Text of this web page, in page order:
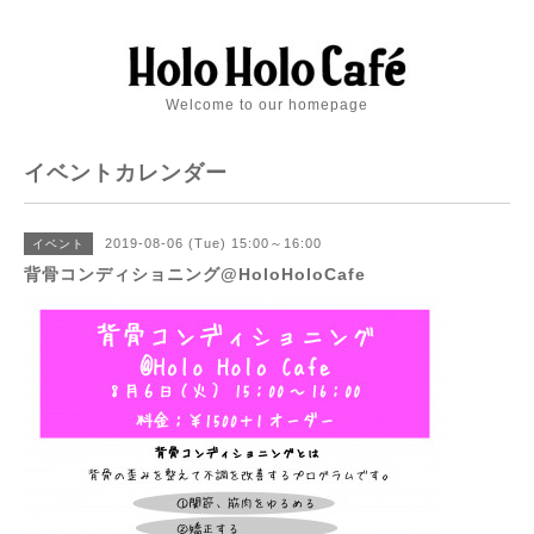
Welcome to our homepage
イベントカレンダー
イベント 2019-08-06 (Tue) 15:00～16:00
背骨コンディショニング@HoloHoloCafe